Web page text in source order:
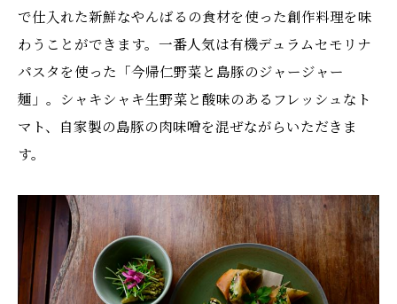
で仕入れた新鮮なやんばるの食材を使った創作料理を味
わうことができます。一番人気は有機デュラムセモリナ
パスタを使った「今帰仁野菜と島豚のジャージャー
麺」。シャキシャキ生野菜と酸味のあるフレッシュなト
マト、自家製の島豚の肉味噌を混ぜながらいただきま
す。